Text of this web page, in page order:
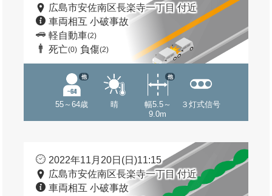
広島市安佐南区長楽寺一丁目 付近
車両相互 小破事故
軽自動車(2)
死亡(0) 負傷(2)
55～64歳
他
晴
幅5.5～
9.0m
他
３灯式信号
2022年11月20日(日)11:15
広島市安佐南区長楽寺一丁目 付近
車両相互 小破事故